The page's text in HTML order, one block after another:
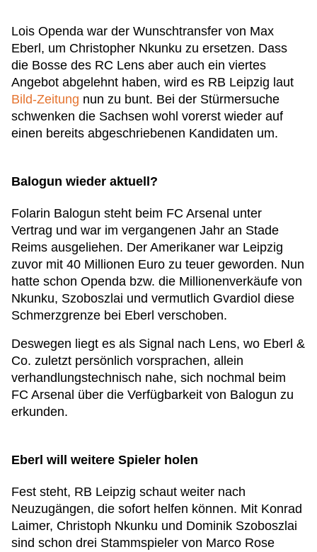
Lois Openda war der Wunschtransfer von Max
Eberl, um Christopher Nkunku zu ersetzen. Dass
die Bosse des RC Lens aber auch ein viertes
Angebot abgelehnt haben, wird es RB Leipzig laut
Bild-Zeitung nun zu bunt. Bei der Stürmersuche
schwenken die Sachsen wohl vorerst wieder auf
einen bereits abgeschriebenen Kandidaten um.
Balogun wieder aktuell?
Folarin Balogun steht beim FC Arsenal unter
Vertrag und war im vergangenen Jahr an Stade
Reims ausgeliehen. Der Amerikaner war Leipzig
zuvor mit 40 Millionen Euro zu teuer geworden. Nun
hatte schon Openda bzw. die Millionenverkäufe von
Nkunku, Szoboszlai und vermutlich Gvardiol diese
Schmerzgrenze bei Eberl verschoben.
Deswegen liegt es als Signal nach Lens, wo Eberl &
Co. zuletzt persönlich vorsprachen, allein
verhandlungstechnisch nahe, sich nochmal beim
FC Arsenal über die Verfügbarkeit von Balogun zu
erkunden.
Eberl will weitere Spieler holen
Fest steht, RB Leipzig schaut weiter nach
Neuzugängen, die sofort helfen können. Mit Konrad
Laimer, Christoph Nkunku und Dominik Szoboszlai
sind schon drei Stammspieler von Marco Rose